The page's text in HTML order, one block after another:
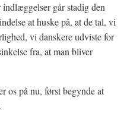
går stadig den
at huske på, at de tal, vi
vi danskere udviste for
fra, at man bliver
os på nu, først begynde at